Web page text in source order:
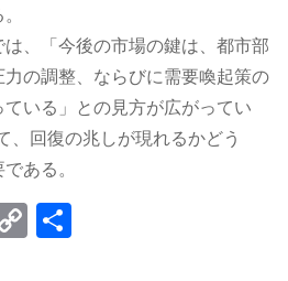
、「今後の市場の鍵は、都市部
の調整、ならびに需要喚起策の
いる」との見方が広がってい
、回復の兆しが現れるかどう
ある。
C
o